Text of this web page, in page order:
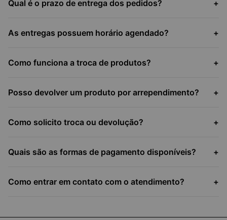
Qual é o prazo de entrega dos pedidos? +
As entregas possuem horário agendado? +
Como funciona a troca de produtos? +
Posso devolver um produto por arrependimento? +
Como solicito troca ou devolução? +
Quais são as formas de pagamento disponíveis? +
Como entrar em contato com o atendimento? +